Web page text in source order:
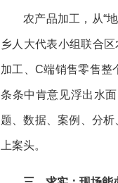
农产品加工，从“
乡人大代表小组联合
加工、C端销售零售整
条条中肯意见浮出水
题、数据、案例、分
上案头。